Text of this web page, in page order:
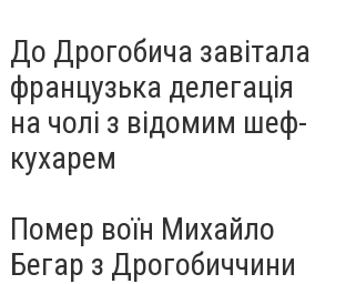
До Дрогобича завітала
французька делегація
на чолі з відомим шеф-
кухарем
Помер воїн Михайло
Бегар з Дрогобиччини